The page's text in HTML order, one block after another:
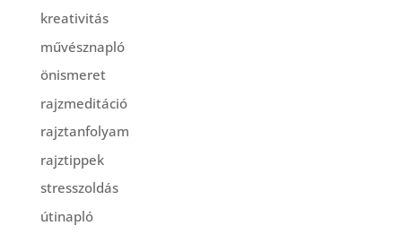
kreativitás
művésznapló
önismeret
rajzmeditáció
rajztanfolyam
rajztippek
stresszoldás
útinapló